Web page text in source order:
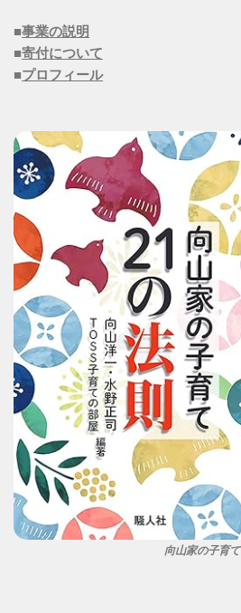
■事業の説明
■寄付について
■プロフィール
向山家の子育て